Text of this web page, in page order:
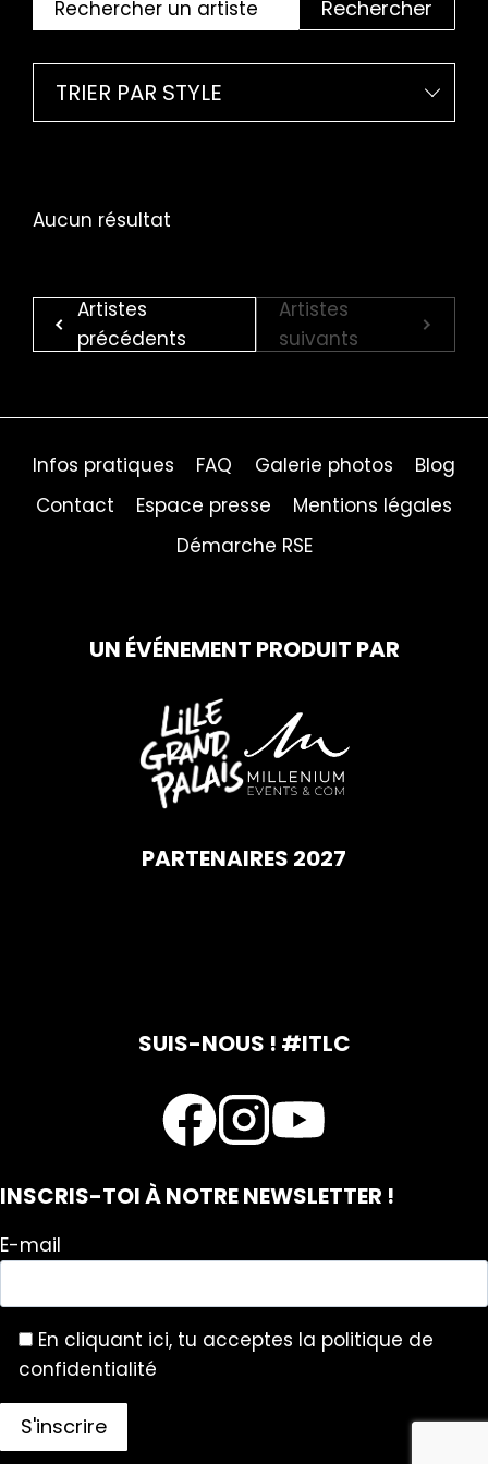
Rechercher
TRIER PAR STYLE
Aucun résultat
Artistes
précédents
Artistes
suivants
Infos pratiques FAQ Galerie photos
Blog
Contact
Espace presse
Mentions légales
Démarche RSE
UN ÉVÉNEMENT PRODUIT PAR
PARTENAIRES 2027
SUIS-NOUS ! #ITLC
INSCRIS-TOI À NOTRE NEWSLETTER !
E-mail
En cliquant ici, tu acceptes la politique de
confidentialité